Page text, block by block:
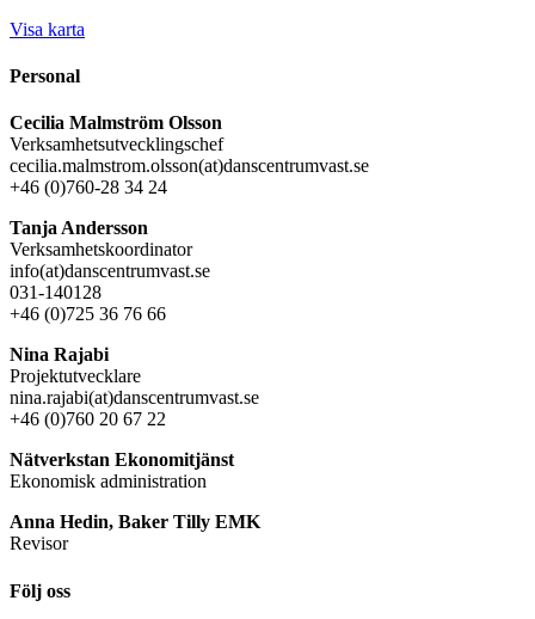
Visa karta
Personal
Cecilia Malmström Olsson
Verksamhetsutvecklingschef
cecilia.malmstrom.olsson(at)danscentrumvast.se
+46 (0)760-28 34 24
Tanja Andersson
Verksamhetskoordinator
info(at)danscentrumvast.se
031-140128
+46 (0)725 36 76 66
Nina Rajabi
Projektutvecklare
nina.rajabi(at)danscentrumvast.se
+46 (0)760 20 67 22
Nätverkstan Ekonomitjänst
Ekonomisk administration
Anna Hedin, Baker Tilly EMK
Revisor
Följ oss